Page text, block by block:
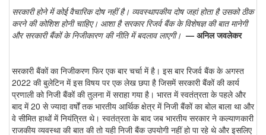
सरकारी होने में कोई वैचारिक दोष नहीं है। व्यवस्थापकीय दोष जहां होता है उसको ठीक
करने की कोशिश होनी चाहिए। आशा है सरकार रिजर्व बैंक के विशेषज्ञ की बात मानेगी
और सरकारी बैंकों के निजीकारण की नीति में बदलाव लाएगी। — अनिल जवलेकर
सरकारी बैंकों का निजीकरण फिर एक बार चर्चा में है। इस बार रिजर्व बैंक के अगस्त
2022 की बुलेटिन में इस विषय पर एक लेख छपा है जिसमें सरकारी बैंकों की कार्य
प्रणाली को निजी बैंकों की तुलना में सराहा गया है। भारत में स्वतंत्रता के पहले और
बाद में 20 से ज्यादा वर्षों तक भारतीय आर्थिक क्षेत्र में निजी बैंकों का बोल बाला था और
वे सीमित हाथों में नियंत्रित थे। स्वतंत्रता के बाद जब भारतीय सरकार ने कल्याणकारी
राजकीय व्यवस्था की बात की तो यही निजी बैंक उपयोगी नहीं हो पा रहे थे और इसलिए